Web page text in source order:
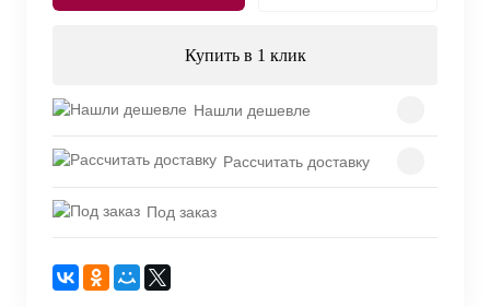
Купить в 1 клик
Нашли дешевле
Рассчитать доставку
Под заказ